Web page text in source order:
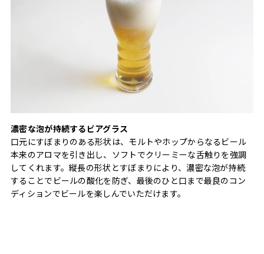
濃密な泡が持続するビアグラス
口元にすぼまりのある形状は、モルトやホップからなるビール
本来のアロマを引き出し、ソフトでクリーミーな舌触りを強調
してくれます。縦長の形状とすぼまりにより、濃密な泡が持続
することでビールの酸化を防ぎ、最後のひと口まで最良のコン
ディションでビールを楽しんでいただけます。